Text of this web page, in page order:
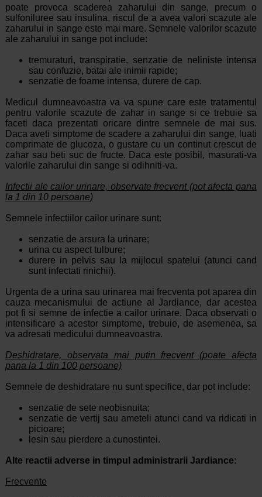
poate provoca scaderea zaharului din sange, precum o
sulfoniluree sau insulina, riscul de a avea valori scazute ale
zaharului in sange este mai mare. Semnele valorilor scazute
ale zaharului in sange pot include:
tremuraturi, transpiratie, senzatie de neliniste intensa
sau confuzie, batai ale inimii rapide;
senzatie de foame intensa, durere de cap.
Medicul dumneavoastra va va spune care este tratamentul
pentru valorile scazute de zahar in sange si ce trebuie sa
faceti daca prezentati oricare dintre semnele de mai sus.
Daca aveti simptome de scadere a zaharului din sange, luati
comprimate de glucoza, o gustare cu un continut crescut de
zahar sau beti suc de fructe. Daca este posibil, masurati-va
valorile zaharului din sange si odihniti-va.
Infectii ale cailor urinare, observate frecvent (pot afecta pana
la 1 din 10 persoane)
Semnele infectiilor cailor urinare sunt:
senzatie de arsura la urinare;
urina cu aspect tulbure;
durere in pelvis sau la mijlocul spatelui (atunci cand
sunt infectati rinichii).
Urgenta de a urina sau urinarea mai frecventa pot aparea din
cauza mecanismului de actiune al Jardiance, dar acestea
pot fi si semne de infectie a cailor urinare. Daca observati o
intensificare a acestor simptome, trebuie, de asemenea, sa
va adresati medicului dumneavoastra.
Deshidratare, observata mai putin frecvent (poate afecta
pana la 1 din 100 persoane)
Semnele de deshidratare nu sunt specifice, dar pot include:
senzatie de sete neobisnuita;
senzatie de vertij sau ameteli atunci cand va ridicati in
picioare;
lesin sau pierdere a cunostintei.
Alte reactii adverse in timpul administrarii Jardiance:
Frecvente